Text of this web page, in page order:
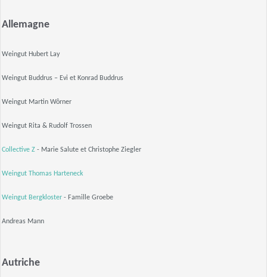
Allemagne
Weingut Hubert Lay
Weingut Buddrus – Evi et Konrad Buddrus
Weingut Martin Wôrner
Weingut Rita & Rudolf Trossen
Collective Z - Marie Salute et Christophe Ziegler
Weingut Thomas Harteneck
Weingut Bergkloster - Famille Groebe
Andreas Mann
Autriche